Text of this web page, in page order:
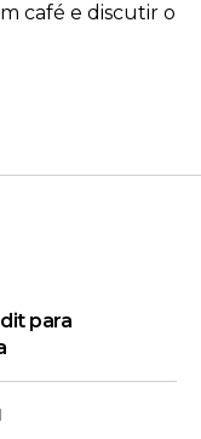
café e discutir o
para